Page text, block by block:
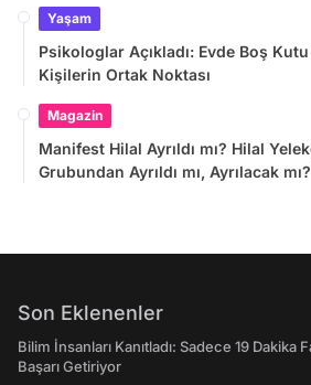
Yaşam
Psikologlar Açıkladı: Evde Boş
Kişilerin Ortak Noktası
Magazin
Manifest Hilal Ayrıldı mı? Hilal
Grubundan Ayrıldı mı, Ayrılacak mı?
Son Eklenenler
Bilim İnsanları Kanıtladı: Sadece 19 Dakika
Başarı Getiriyor